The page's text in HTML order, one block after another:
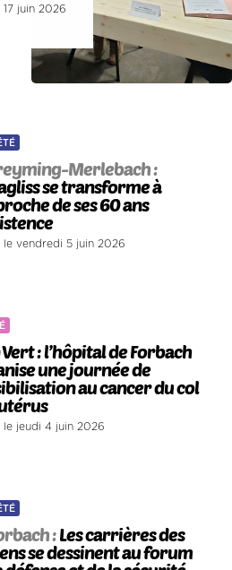
juin 2026
Merlebach :
se transforme à
de ses 60 ans
le vendredi 5 juin 2026
: l’hôpital de Forbach
une journée de
au cancer du col
le jeudi 4 juin 2026
:Les carrières des
se dessinent au forum